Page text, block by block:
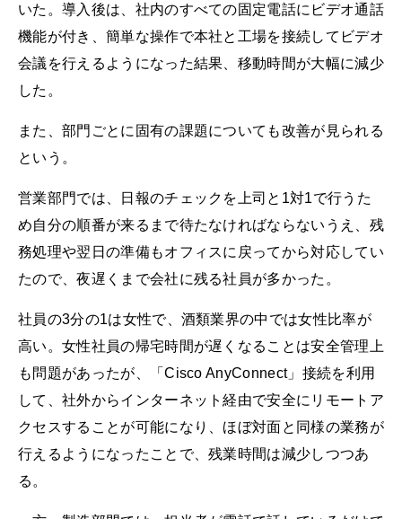
いた。導入後は、社内のすべての固定電話にビデオ通話
機能が付き、簡単な操作で本社と工場を接続してビデオ
会議を行えるようになった結果、移動時間が大幅に減少
した。
また、部門ごとに固有の課題についても改善が見られる
という。
営業部門では、日報のチェックを上司と1対1で行うた
め自分の順番が来るまで待たなければならないうえ、残
務処理や翌日の準備もオフィスに戻ってから対応してい
たので、夜遅くまで会社に残る社員が多かった。
社員の3分の1は女性で、酒類業界の中では女性比率が
高い。女性社員の帰宅時間が遅くなることは安全管理上
も問題があったが、「Cisco AnyConnect」接続を利用
して、社外からインターネット経由で安全にリモートア
クセスすることが可能になり、ほぼ対面と同様の業務が
行えるようになったことで、残業時間は減少しつつあ
る。